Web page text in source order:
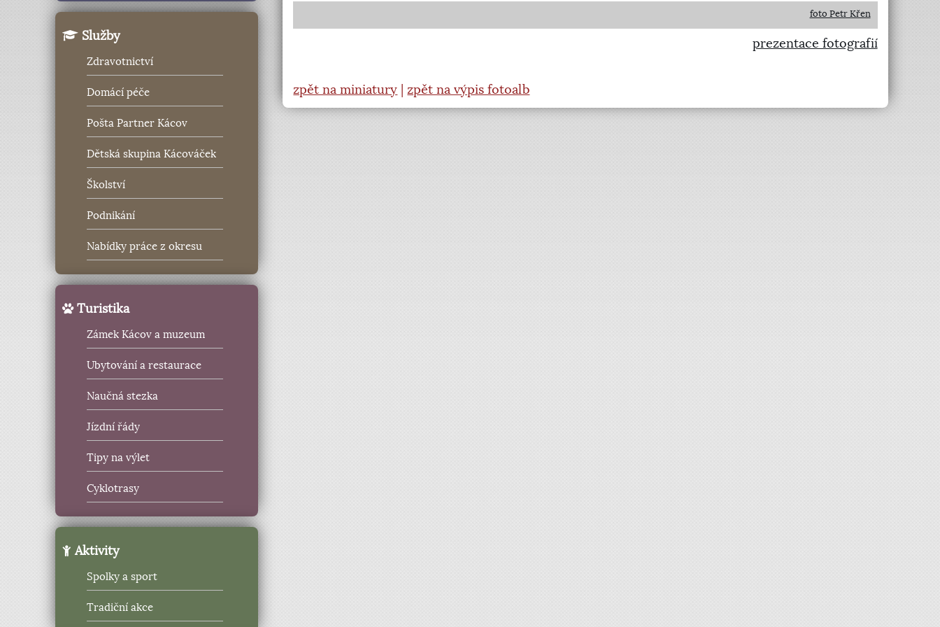
Služby
Zdravotnictví
Domácí péče
Pošta Partner Kácov
Dětská skupina Kácováček
Školství
Podnikání
Nabídky práce z okresu
Turistika
Zámek Kácov a muzeum
Ubytování a restaurace
Naučná stezka
Jízdní řády
Tipy na výlet
Cyklotrasy
Aktivity
Spolky a sport
Tradiční akce
foto Petr Křen
prezentace fotografií
zpět na miniatury |zpět na výpis fotoalb